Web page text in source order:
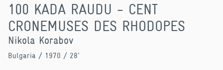
100 KADA RAUDU - CENT
CRONEMUSES DES RHODOPES
Nikola Korabov
Bulgaria / 1970 / 28'